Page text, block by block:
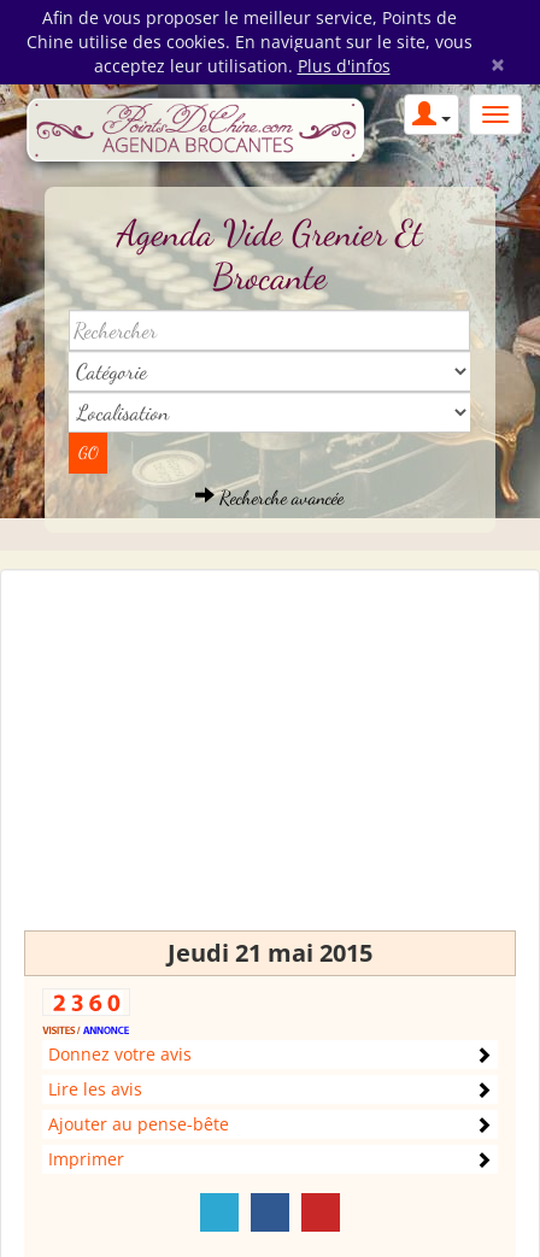
Afin de vous proposer le meilleur service, Points de
Chine utilise des cookies. En naviguant sur le site, vous
acceptez leur utilisation. Plus d'infos ×
Agenda Vide Grenier Et
Brocante
Recherche avancée
Jeudi 21 mai 2015
Donnez votre avis
Lire les avis
Ajouter au pense-bête
Imprimer